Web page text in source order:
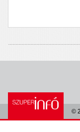
©